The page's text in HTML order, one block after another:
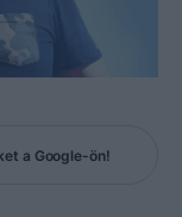
a Google-ön!